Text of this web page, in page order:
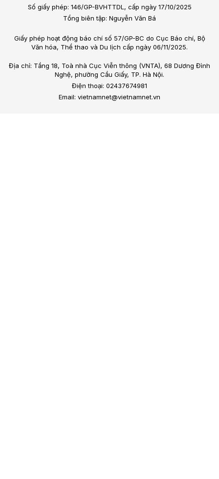
Số giấy phép: 146/GP-BVHTTDL, cấp ngày 17/10/2025
Tổng biên tập: Nguyễn Văn Bá
Giấy phép hoạt động báo chí số 57/GP-BC do Cục Báo chí, Bộ
Văn hóa, Thể thao và Du lịch cấp ngày 06/11/2025.
Địa chỉ: Tầng 18, Toà nhà Cục Viễn thông (VNTA), 68 Dương Đình
Nghệ, phường Cầu Giấy, TP. Hà Nội.
Điện thoại: 02437674981
Email: vietnamnet@vietnamnet.vn